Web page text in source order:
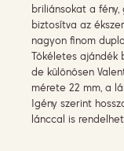
briliánsokat a
biztosítva az
nagyon finom
Tökéletes ajándék
de különösen
mérete 22 mm, a
Igény szerint
lánccal is